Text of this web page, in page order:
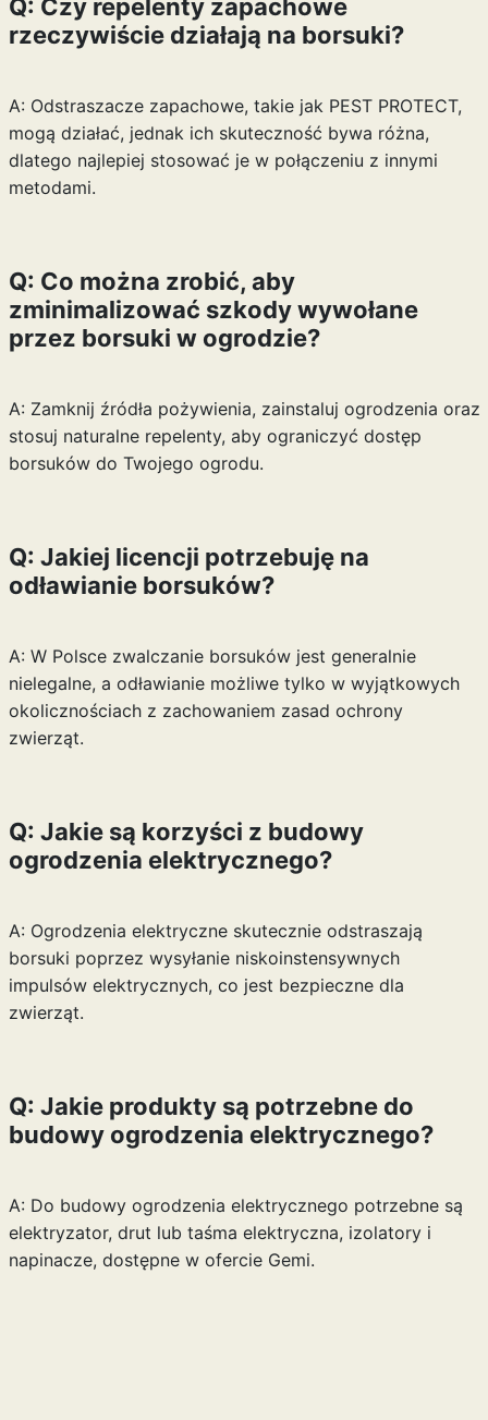
Q: Czy repelenty zapachowe
rzeczywiście działają na borsuki?
A: Odstraszacze zapachowe, takie jak PEST PROTECT,
mogą działać, jednak ich skuteczność bywa różna,
dlatego najlepiej stosować je w połączeniu z innymi
metodami.
Q: Co można zrobić, aby
zminimalizować szkody wywołane
przez borsuki w ogrodzie?
A: Zamknij źródła pożywienia, zainstaluj ogrodzenia oraz
stosuj naturalne repelenty, aby ograniczyć dostęp
borsuków do Twojego ogrodu.
Q: Jakiej licencji potrzebuję na
odławianie borsuków?
A: W Polsce zwalczanie borsuków jest generalnie
nielegalne, a odławianie możliwe tylko w wyjątkowych
okolicznościach z zachowaniem zasad ochrony
zwierząt.
Q: Jakie są korzyści z budowy
ogrodzenia elektrycznego?
A: Ogrodzenia elektryczne skutecznie odstraszają
borsuki poprzez wysyłanie niskoinstensywnych
impulsów elektrycznych, co jest bezpieczne dla
zwierząt.
Q: Jakie produkty są potrzebne do
budowy ogrodzenia elektrycznego?
A: Do budowy ogrodzenia elektrycznego potrzebne są
elektryzator, drut lub taśma elektryczna, izolatory i
napinacze, dostępne w ofercie Gemi.